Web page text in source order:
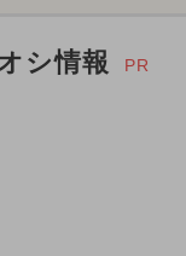
シ情報 PR